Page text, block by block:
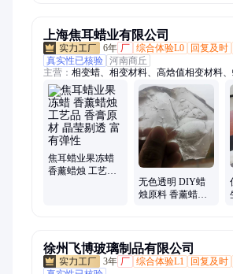
上海焦耳蜡业有限公司
6年 厂 综合体验L0 回复及时
真实性已核验 河南商丘
主营： 相变蜡、相变材料、高焓值相变材料
乙烯微粉、聚丙烯蜡粉、酰胺蜡粉、乳化石
烯蜡乳液、聚丙烯蜡乳液、艺术手蜡、巴西棕
乳液、塑料润滑剂、果冻蜡、感温蜡
焦耳蜡业果冻蜡
香薰蜡烛 工艺品
无色透明 DIY蜡
烛原料 香薰蜡烛
徐州飞博玻璃制品有限公司
3年 厂 综合体验L1 回复及时